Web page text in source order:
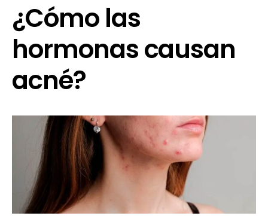
¿Cómo las
hormonas causan
acné?